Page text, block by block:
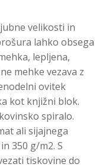
velikosti in
lahko obsega
lepljena,
mehke vezava z
ovitek
kot knjižni blok.
spiralo.
ali sijajnega
350 g/m2. S
tiskovine do